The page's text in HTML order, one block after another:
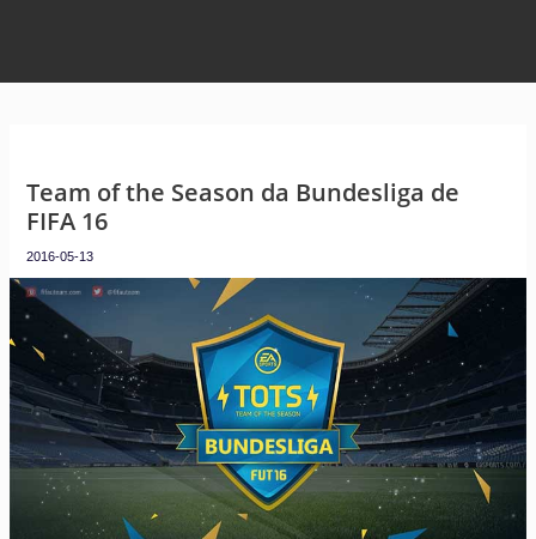
Team of the Season da Bundesliga de
FIFA 16
2016-05-13